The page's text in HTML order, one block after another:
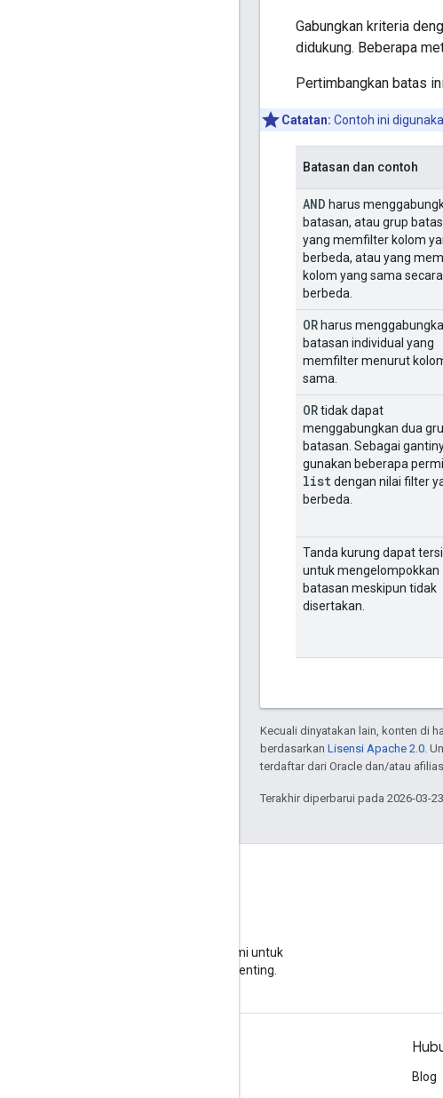
Gabungkan kriteria
didukung. Beberapa
Pertimbangkan batas
Catatan: Contoh ini
Batasan dan contoh
AND harus
batasan, atau grup
yang memfilter kolom
berbeda, atau yang
kolom yang sama secara
berbeda.
OR harus
batasan individual yang
memfilter menurut
sama.
ORtidak dapat
menggabungkan dua
batasan. Sebagai
gunakan beberapa
listdengan nilai filter
berbeda.
Tanda kurung dapat
untuk mengelompokkan
batasan meskipun tidak
disertakan.
Kecuali dinyatakan lain, konten di
berdasarkan Lisensi Apache 2.0 .
terdaftar dari Oracle dan/atau
Terakhir diperbarui pada 2026-03-23
Kunjungi blog kami untuk
pengumuman penting.
Blog